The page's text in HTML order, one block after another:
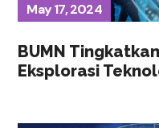
May 17, 2024
BUMN
Eksplorasi